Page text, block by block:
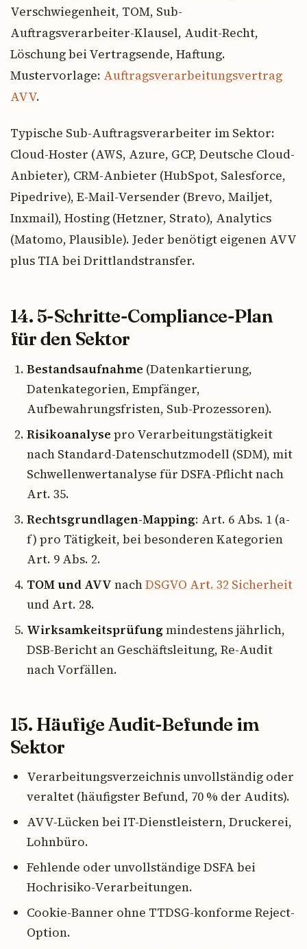
Verschwiegenheit, TOM, Sub-
Auftragsverarbeiter-Klausel, Audit-Recht,
Löschung bei Vertragsende, Haftung.
Mustervorlage: Auftragsverarbeitungsvertrag
AVV.
Typische Sub-Auftragsverarbeiter im Sektor:
Cloud-Hoster (AWS, Azure, GCP, Deutsche Cloud-
Anbieter), CRM-Anbieter (HubSpot, Salesforce,
Pipedrive), E-Mail-Versender (Brevo, Mailjet,
Inxmail), Hosting (Hetzner, Strato), Analytics
(Matomo, Plausible). Jeder benötigt eigenen AVV
plus TIA bei Drittlandstransfer.
14. 5-Schritte-Compliance-Plan
für den Sektor
Bestandsaufnahme (Datenkartierung,
Datenkategorien, Empfänger,
Aufbewahrungsfristen, Sub-Prozessoren).
Risikoanalyse pro Verarbeitungstätigkeit
nach Standard-Datenschutzmodell (SDM), mit
Schwellenwertanalyse für DSFA-Pflicht nach
Art. 35.
Rechtsgrundlagen-Mapping: Art. 6 Abs. 1 (a-
f) pro Tätigkeit, bei besonderen Kategorien
Art. 9 Abs. 2.
TOM und AVV nachDSGVO Art. 32 Sicherheit
und Art. 28.
Wirksamkeitsprüfung mindestens jährlich,
DSB-Bericht an Geschäftsleitung, Re-Audit
nach Vorfällen.
15. Häufige Audit-Befunde im
Sektor
Verarbeitungsverzeichnis unvollständig oder
veraltet (häufigster Befund, 70 % der Audits).
AVV-Lücken bei IT-Dienstleistern, Druckerei,
Lohnbüro.
Fehlende oder unvollständige DSFA bei
Hochrisiko-Verarbeitungen.
Cookie-Banner ohne TTDSG-konforme Reject-
Option.